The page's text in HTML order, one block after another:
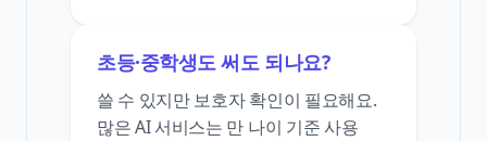
초등·중학생도 써도 되나요?
쓸 수 있지만 보호자 확인이 필요해요.
많은 AI 서비스는 만 나이 기준 사용